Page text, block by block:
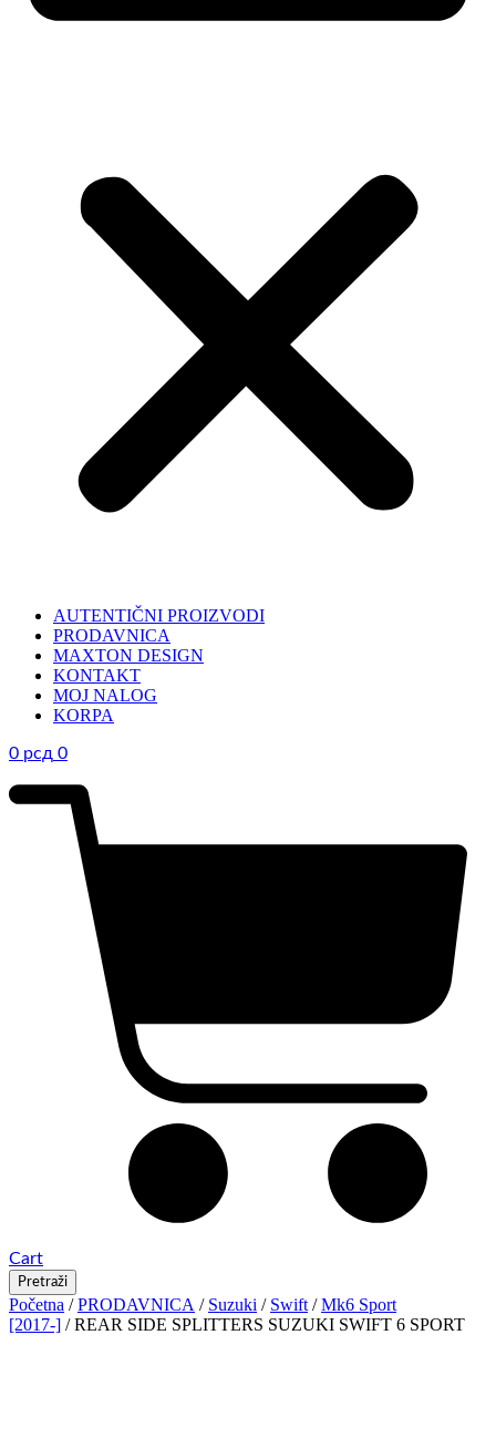
AUTENTIČNI PROIZVODI
PRODAVNICA
MAXTON DESIGN
KONTAKT
MOJ NALOG
KORPA
0 рсд 0
Cart
Pretraži
Početna /PRODAVNICA / Suzuki / Swift /Mk6 Sport
[2017-] / REAR SIDE SPLITTERS SUZUKI SWIFT 6 SPORT